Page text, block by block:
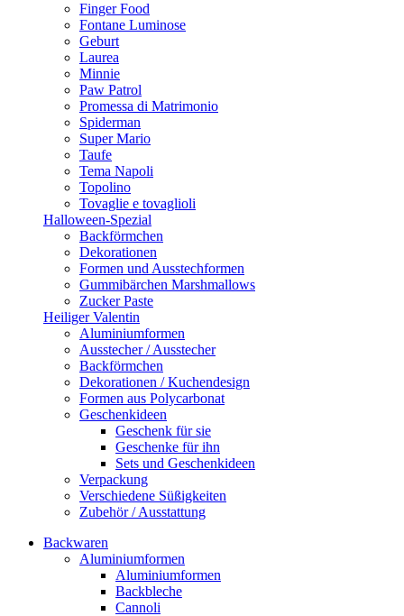
Finger Food
Fontane Luminose
Geburt
Laurea
Minnie
Paw Patrol
Promessa di Matrimonio
Spiderman
Super Mario
Taufe
Tema Napoli
Topolino
Tovaglie e tovaglioli
Halloween-Spezial
Backförmchen
Dekorationen
Formen und Ausstechformen
Gummibärchen Marshmallows
Zucker Paste
Heiliger Valentin
Aluminiumformen
Ausstecher / Ausstecher
Backförmchen
Dekorationen / Kuchendesign
Formen aus Polycarbonat
Geschenkideen
Geschenk für sie
Geschenke für ihn
Sets und Geschenkideen
Verpackung
Verschiedene Süßigkeiten
Zubehör / Ausstattung
Backwaren
Aluminiumformen
Aluminiumformen
Backbleche
Cannoli